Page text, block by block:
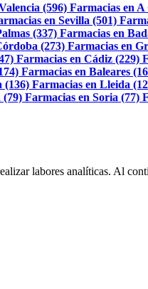
(596) Farmacias en
en Sevilla (501)
(337) Farmacias en
(273) Farmacias en
Farmacias en Cádiz (229)
Farmacias en Baleares
(136) Farmacias en Lleida
(79) Farmacias en Soria (77)
labores analíticas. Al